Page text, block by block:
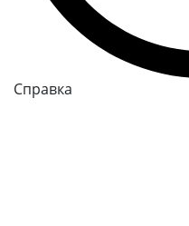
Справка